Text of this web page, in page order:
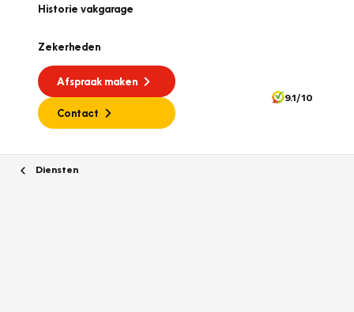
Historie vakgarage
Zekerheden
Afspraak maken
Contact
9.1/10
Diensten